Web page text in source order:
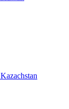
Kazachstan